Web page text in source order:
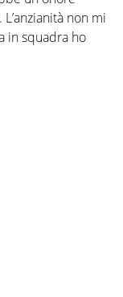
non mi
in squadra ho